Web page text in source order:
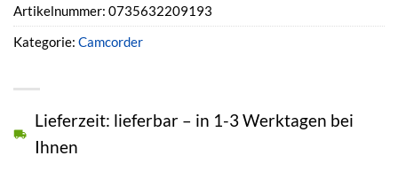
Lieferzeit: lieferbar – in 1-3 Werktagen bei
Ihnen
Artikelnummer: 0735632209193
Kategorie: Camcorder